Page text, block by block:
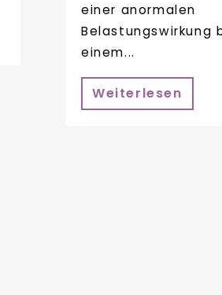
einer anormalen
Belastungswirkung
einem...
Weiterlesen